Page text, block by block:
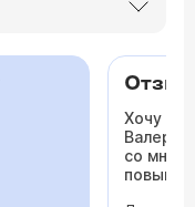
Хочу
со мной